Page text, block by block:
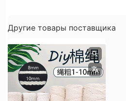
Другие товары поставщика